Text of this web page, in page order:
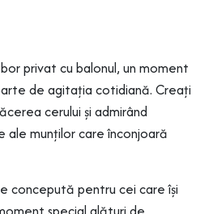
privat cu balonul, un moment
de agitația cotidiană. Creați
cerului și admirând
ale munților care înconjoară
concepută pentru cei care își